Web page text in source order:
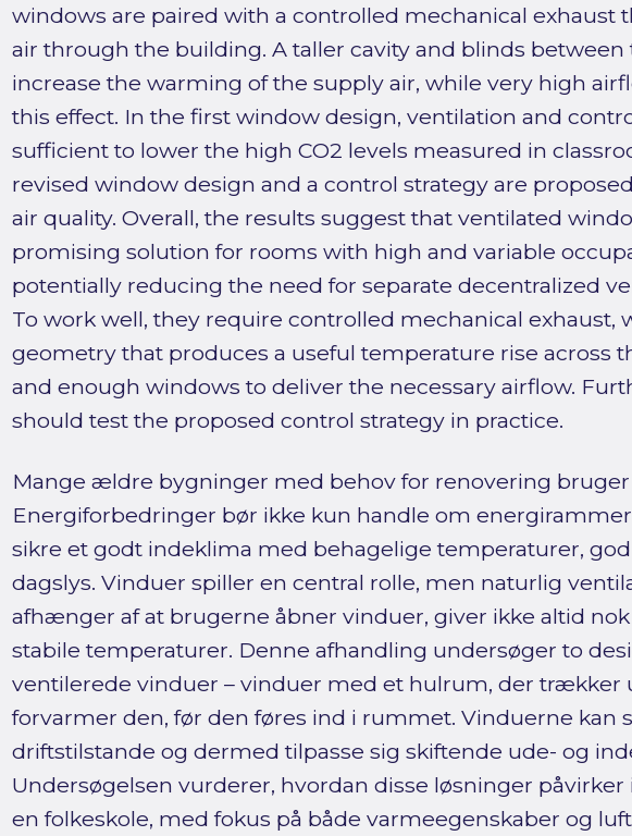
windows are paired with a controlled mechanical exhaust
air through the building. A taller cavity and blinds between
increase the warming of the supply air, while very high
this effect. In the first window design, ventilation and
sufficient to lower the high CO2 levels measured in
revised window design and a control strategy are
air quality. Overall, the results suggest that ventilated
promising solution for rooms with high and variable
potentially reducing the need for separate decentralized
To work well, they require controlled mechanical exhaust,
geometry that produces a useful temperature rise across
and enough windows to deliver the necessary airflow.
should test the proposed control strategy in practice.
Mange ældre bygninger med behov for renovering
Energiforbedringer bør ikke kun handle om
sikre et godt indeklima med behagelige temperaturer,
dagslys. Vinduer spiller en central rolle, men naturlig
afhænger af at brugerne åbner vinduer, giver ikke altid
stabile temperaturer. Denne afhandling undersøger to
ventilerede vinduer – vinduer med et hulrum, der trækker
forvarmer den, før den føres ind i rummet. Vinduerne kan
driftstilstande og dermed tilpasse sig skiftende ude- og
Undersøgelsen vurderer, hvordan disse løsninger
en folkeskole, med fokus på både varmeegenskaber og